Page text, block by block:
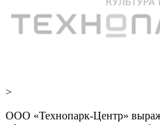
>
ООО «Технопарк-Центр»